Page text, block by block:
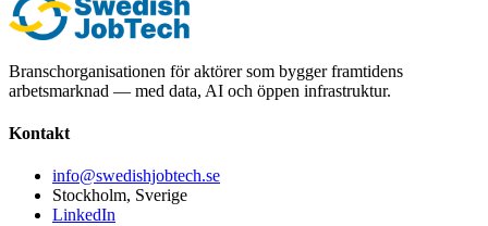
Branschorganisationen för aktörer som bygger framtidens
arbetsmarknad — med data, AI och öppen infrastruktur.
Kontakt
info@swedishjobtech.se
Stockholm, Sverige
LinkedIn